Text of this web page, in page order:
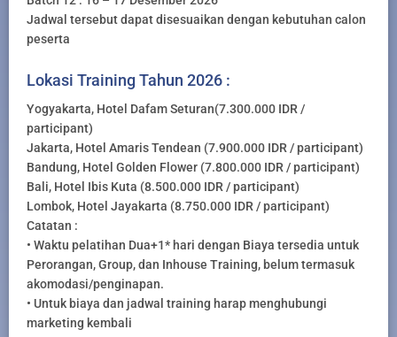
Jadwal tersebut dapat disesuaikan dengan kebutuhan calon
peserta
Lokasi Training Tahun 2026 :
Yogyakarta, Hotel Dafam Seturan(7.300.000 IDR /
participant)
Jakarta, Hotel Amaris Tendean (7.900.000 IDR / participant)
Bandung, Hotel Golden Flower (7.800.000 IDR / participant)
Bali, Hotel Ibis Kuta (8.500.000 IDR / participant)
Lombok, Hotel Jayakarta (8.750.000 IDR / participant)
Catatan :
• Waktu pelatihan Dua+1* hari dengan Biaya tersedia untuk
Perorangan, Group, dan Inhouse Training, belum termasuk
akomodasi/penginapan.
• Untuk biaya dan jadwal training harap menghubungi
marketing kembali